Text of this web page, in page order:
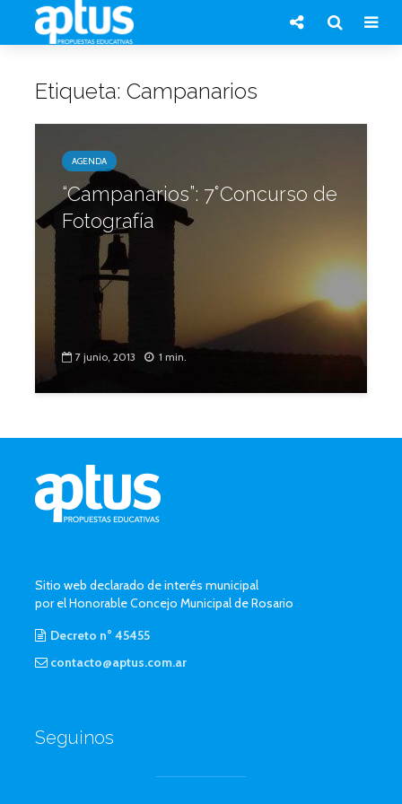
Etiqueta: Campanarios
AGENDA
“Campanarios”: 7°Concurso de
Fotografía
7 junio, 2013 1 min.
Sitio web declarado de interés municipal
por el Honorable Concejo Municipal de Rosario
Decreto n° 45455
contacto@aptus.com.ar
Seguinos